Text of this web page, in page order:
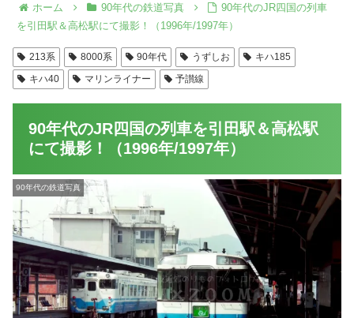
ホーム 90年代の鉄道写真
90年代のJR四国の列車
を引田駅＆高松駅にて撮影！（1996年/1997年）
213系 8000系 90年代 うずしお
キハ185
キハ40
マリンライナー 予讃線
90年代のJR四国の列車を引田駅＆高松駅
にて撮影！（1996年/1997年）
90年代の鉄道写真